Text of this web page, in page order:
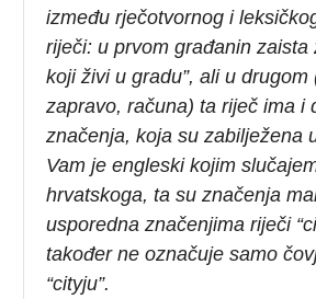
između rječotvornog i
riječi: u prvom građanin zaista
koji živi u gradu”, ali u drugom
zapravo, računa) ta riječ ima i
značenja, koja su zabilježena
Vam je engleski kojim
hrvatskoga, ta su značenja
usporedna značenjima riječi
također ne označuje samo
“cityju”.